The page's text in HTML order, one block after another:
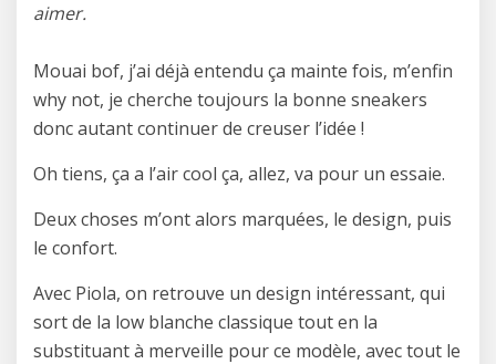
aimer.
Mouai bof, j’ai déjà entendu ça mainte fois, m’enfin
why not, je cherche toujours la bonne sneakers
donc autant continuer de creuser l’idée !
Oh tiens, ça a l’air cool ça, allez, va pour un essaie.
Deux choses m’ont alors marquées, le design, puis
le confort.
Avec Piola, on retrouve un design intéressant, qui
sort de la low blanche classique tout en la
substituant à merveille pour ce modèle, avec tout le